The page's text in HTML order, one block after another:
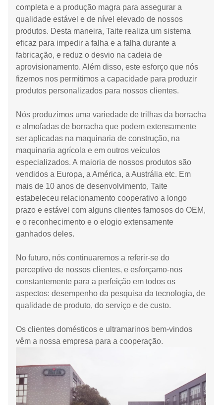
completa e a produção magra para assegurar a
qualidade estável e de nível elevado de nossos
produtos. Desta maneira, Taite realiza um sistema
eficaz para impedir a falha e a falha durante a
fabricação, e reduz o desvio na cadeia de
aprovisionamento. Além disso, este esforço que nós
fizemos nos permitimos a capacidade para produzir
produtos personalizados para nossos clientes.
Nós produzimos uma variedade de trilhas da borracha
e almofadas de borracha que podem extensamente
ser aplicadas na maquinaria de construção, na
maquinaria agrícola e em outros veículos
especializados. A maioria de nossos produtos são
vendidos a Europa, a América, a Austrália etc. Em
mais de 10 anos de desenvolvimento, Taite
estabeleceu relacionamento cooperativo a longo
prazo e estável com alguns clientes famosos do OEM,
e o reconhecimento e o elogio extensamente
ganhados deles.
No futuro, nós continuaremos a referir-se do
perceptivo de nossos clientes, e esforçamo-nos
constantemente para a perfeição em todos os
aspectos: desempenho da pesquisa da tecnologia, de
qualidade de produto, do serviço e de custo.
Os clientes domésticos e ultramarinos bem-vindos
vêm a nossa empresa para a cooperação.